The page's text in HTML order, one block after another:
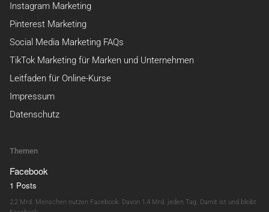
Instagram Marketing
Pinterest Marketing
Social Media Marketing FAQs
TikTok Marketing für Marken und Unternehmen
Leitfaden für Online-Kurse
Impressum
Datenschutz
Themen
Facebook
1 Posts
2,2 Mrd. Menschen nutzen Facebook. Davon 1,4 Mrd. jeden Tag. Damit ist und bleibt